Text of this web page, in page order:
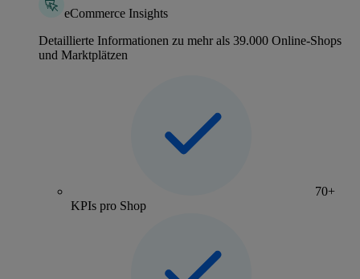
eCommerce Insights
Detaillierte Informationen zu mehr als 39.000 Online-Shops
und Marktplätzen
70+
KPIs pro Shop